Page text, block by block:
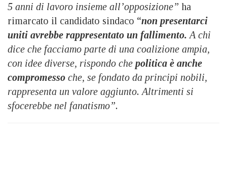
5 anni di lavoro insieme all’opposizione” ha
rimarcato il candidato sindaco “non presentarci
uniti avrebbe rappresentato un fallimento. A chi
dice che facciamo parte di una coalizione ampia,
con idee diverse, rispondo che politica è anche
compromesso che, se fondato da principi nobili,
rappresenta un valore aggiunto. Altrimenti si
sfocerebbe nel fanatismo”.